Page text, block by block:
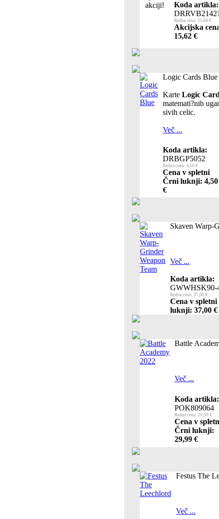
Koda artikla:
Redna cena: 25,60 €
Akcijska
15,62 €
Logic Cards Blue
Karte Logic
matemati?nih
sivih celic.
Več ...
Koda artikla:
DRBGP5052
Redna cena: 4,50 €
Cena v spletni
Črni luknji: 4,50
€
Skaven Warp-
Več ...
Koda artikla:
GWWHSK90-
Redna cena: 37,00 €
Cena v
luknji: 37,00 €
Battle
Več ...
Koda artikla:
POK809064
Redna cena: 29,99 €
Cena v
Črni luknji:
29,99 €
Festus The
Več ...